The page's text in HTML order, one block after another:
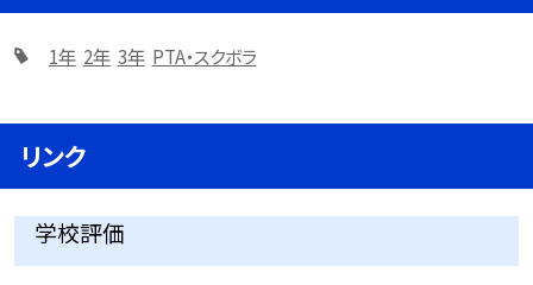
1年 2年 3年 PTA・スクボラ
リンク
学校評価